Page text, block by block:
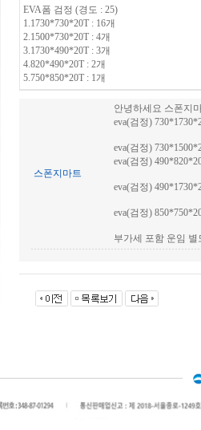
EVA폼 검정 (경도 : 25)
1.1730*730*20T : 16개
2.1500*730*20T : 4개
3.1730*490*20T : 3개
4.820*490*20T : 2개
5.750*850*20T : 1개
스폰지마트
안녕하세요 스폰지
eva(검정)
eva(검정)
eva(검정)
eva(검정)
eva(검정)
부가세 포함 운임